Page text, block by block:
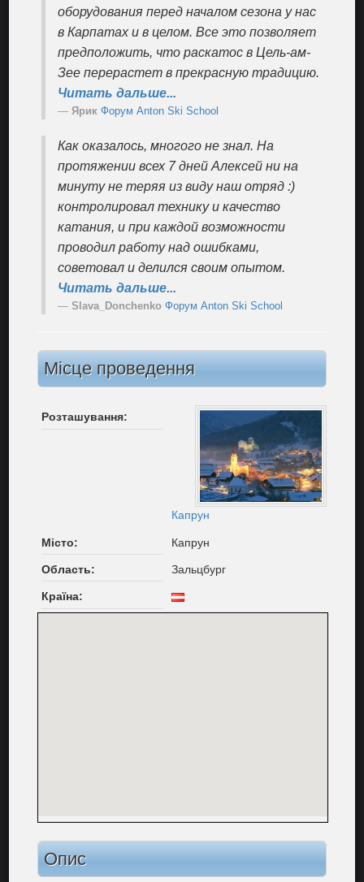
оборудования перед началом сезона у нас
в Карпатах и в целом. Все это позволяет
предположить, что раскатос в Цель-ам-
Зее перерастет в прекрасную традицию.
Читать дальше...
Ярик Форум Anton Ski School
Как оказалось, многого не знал. На
протяжении всех 7 дней Алексей ни на
минуту не теряя из виду наш отряд :)
контролировал технику и качество
катания, и при каждой возможности
проводил работу над ошибками,
советовал и делился своим опытом.
Читать дальше...
Slava_Donchenko Форум Anton Ski School
Місце проведення
Розташування:
Капрун
Місто: Капрун
Область: Зальцбург
Країна:
Опис